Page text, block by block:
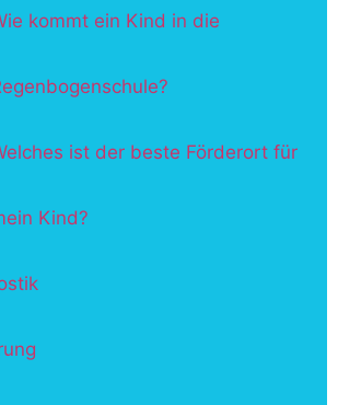
kommt ein Kind in die
ist der beste Förderort für
Kind?